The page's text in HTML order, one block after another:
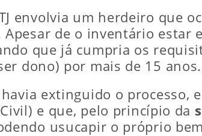
envolvia um herdeiro que
de o inventário estar
que já cumpria os
dono) por mais de 15 anos.
extinguido o processo,
e que, pelo princípio da
usucapir o próprio